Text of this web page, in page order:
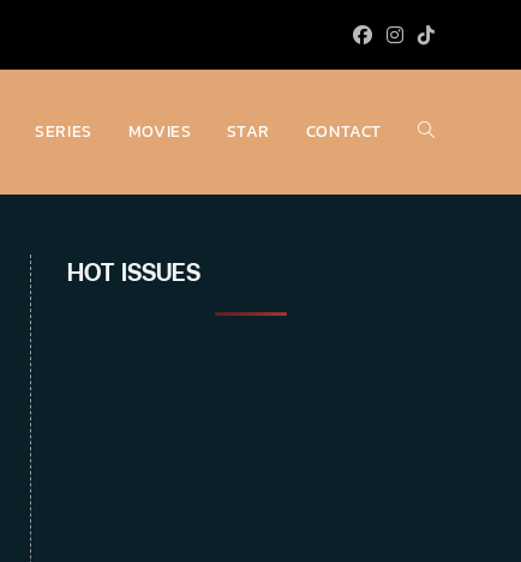
SERIES MOVIES STAR CONTACT Toggle
HOT ISSUES